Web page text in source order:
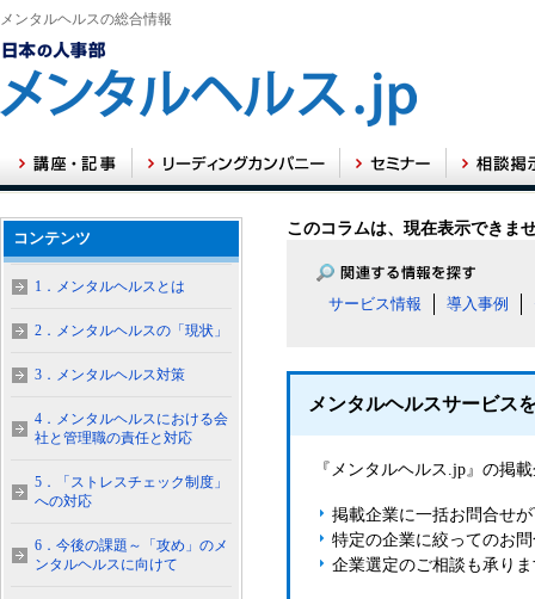
メンタルヘルスの総合情報
このコラムは、現在表示できま
サービス情報 導入事例
メンタルヘルスサービス
『メンタルヘルス.jp』の掲
掲載企業に一括お問合せ
特定の企業に絞ってのお
企業選定のご相談も承り
コンテンツ
1．メンタルヘルスとは
2．メンタルヘルスの「現状」
3．メンタルヘルス対策
4．メンタルヘルスにおける会
社と管理職の責任と対応
5．「ストレスチェック制度」
への対応
6．今後の課題～「攻め」のメ
ンタルヘルスに向けて